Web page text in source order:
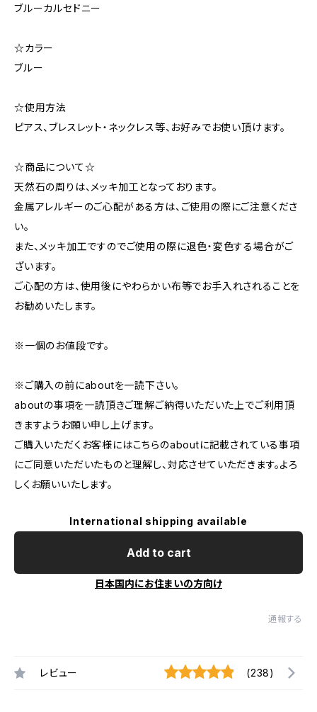
ブルーカルセドニー
☆カラー
ブルー
☆使用方法
ピアス、ブレスレット・ネックレス等、お好みでお使い頂けます。
☆商品について☆
天然石の周りは、メッキ加工となっております。
金属アレルギーのご心配がある方は、ご使用の際にご注意くださ
い。
また、メッキ加工ですのでご使用の際に退色・変色する場合がご
ざいます。
ご心配の方は、使用後にやわらかい布等でお手入れされることを
お勧めいたします。
※一個のお値段です。
※ご購入の前にaboutを一読下さい。
aboutの事項を一読頂きご理解ご納得いただいた上でご利用頂
きますようお願い申し上げます。
ご購入いただくお客様にはこちらのaboutに記載されている事項
にご同意いただいたものと理解し、対応させていただきます。よろ
しくお願いいたします。
International shipping available
Add to cart
日本国内にお住まいの方向け
通報する
レビュー (238)